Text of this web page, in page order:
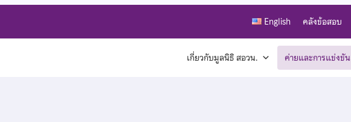
English คลังข้อสอบ
เกี่ยวกับมูลนิธิ สอวน. ค่ายและการแข่งขัน